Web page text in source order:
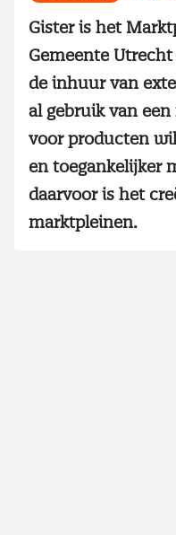
Gister is het
Gemeente
de inhuur van
al gebruik van
voor producten
en toegankelijker
daarvoor is het
marktpleinen.